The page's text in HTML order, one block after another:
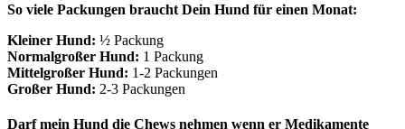
So viele Packungen braucht Dein Hund für einen Monat:
Kleiner Hund: ½ Packung
Normalgroßer Hund: 1 Packung
Mittelgroßer Hund: 1-2 Packungen
Großer Hund: 2-3 Packungen
Darf mein Hund die Chews nehmen wenn er Medikamente